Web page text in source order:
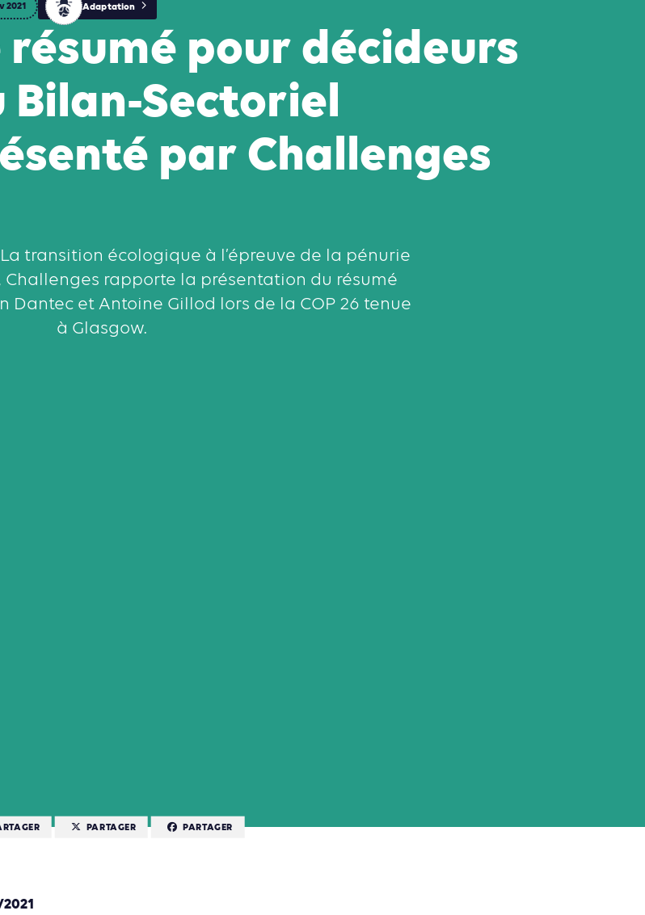
2021 Adaptation
résumé pour décideurs
Bilan-Sectoriel
par Challenges
transition écologique à l’épreuve de la pénurie
Challenges rapporte la présentation du résumé
Dantec et Antoine Gillod lors de la COP 26 tenue
à Glasgow.
PARTAGER PARTAGER